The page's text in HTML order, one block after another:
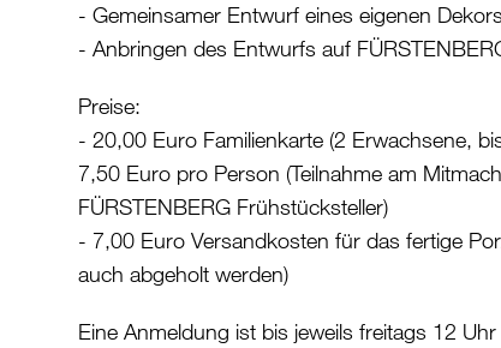
- Gemeinsamer Entwurf eines eigenen
- Anbringen des Entwurfs auf
Preise:
- 20,00 Euro Familienkarte (2 Erwachsene,
7,50 Euro pro Person (Teilnahme am
FÜRSTENBERG Frühstücksteller)
- 7,00 Euro Versandkosten für das fertige
auch abgeholt werden)
Eine Anmeldung ist bis jeweils freitags 12